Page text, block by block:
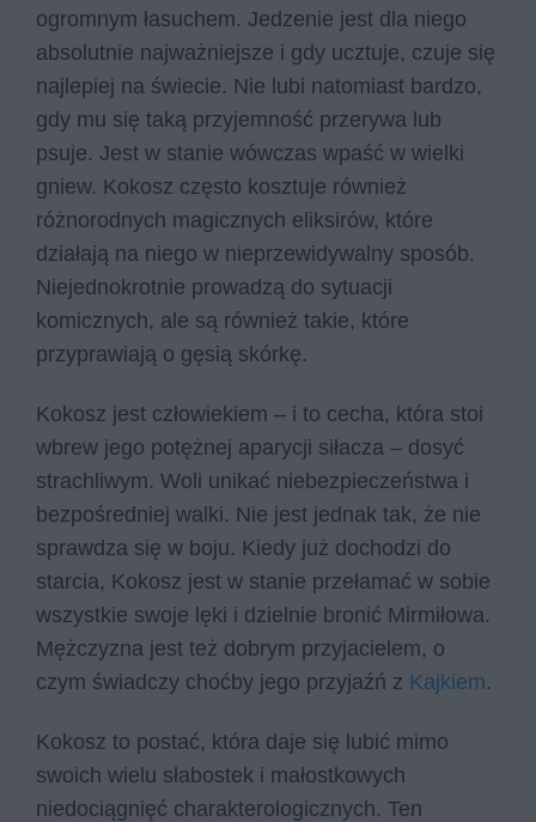
ogromnym łasuchem. Jedzenie jest dla niego
absolutnie najważniejsze i gdy ucztuje, czuje się
najlepiej na świecie. Nie lubi natomiast bardzo,
gdy mu się taką przyjemność przerywa lub
psuje. Jest w stanie wówczas wpaść w wielki
gniew. Kokosz często kosztuje również
różnorodnych magicznych eliksirów, które
działają na niego w nieprzewidywalny sposób.
Niejednokrotnie prowadzą do sytuacji
komicznych, ale są również takie, które
przyprawiają o gęsią skórkę.
Kokosz jest człowiekiem – i to cecha, która stoi
wbrew jego potężnej aparycji siłacza – dosyć
strachliwym. Woli unikać niebezpieczeństwa i
bezpośredniej walki. Nie jest jednak tak, że nie
sprawdza się w boju. Kiedy już dochodzi do
starcia, Kokosz jest w stanie przełamać w sobie
wszystkie swoje lęki i dzielnie bronić Mirmiłowa.
Mężczyzna jest też dobrym przyjacielem, o
czym świadczy choćby jego przyjaźń z Kajkiem.
Kokosz to postać, która daje się lubić mimo
swoich wielu słabostek i małostkowych
niedociągnięć charakterologicznych. Ten